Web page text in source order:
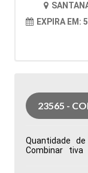
EXPIRA EM:
23565 -
Quantidade
Combinar tiva